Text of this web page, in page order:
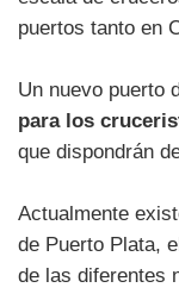
puertos tanto en
Un nuevo puerto
para los
que dispondrán
Actualmente
de Puerto Plata,
de las diferentes